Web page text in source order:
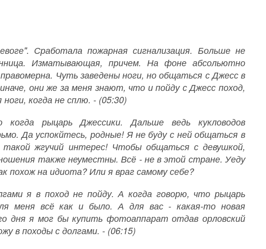
Сработала пожарная сигнализация. Больше не
Изматывающая, причем. На фоне абсольютно
Чуть заведены ноги, но общаться с Джесс в
они же за меня знают, что и пойду с Джесс поход,
когда не сплю. - (05:30)
когда рыцарь Джессики. Дальше ведь кукловодов
Да успокйтесь, родные! Я не буду с ней общаться в
жгучий интерес! Чтобы общаться с девушкой,
также неуместны. Всё - не в этой стране. Уеду
на идиота? Или я враг самому себе?
я в поход не пойду. А когда говорю, что рыцарь
меня всё как и было. А для вас - какая-то новая
дня я мог бы купить фотоаппарат отдав орловский
в походы с долгами. - (06:15)